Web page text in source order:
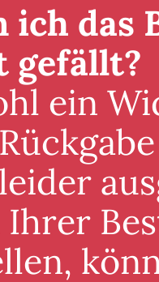
ich das
gefällt?
ein
Ihrer